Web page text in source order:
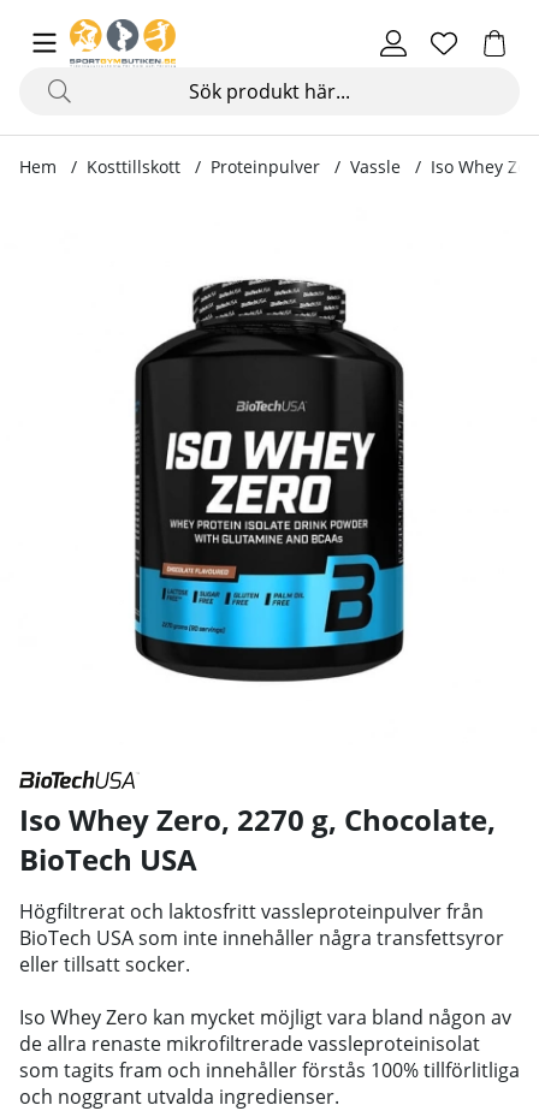
Hem Kosttillskott Proteinpulver Vassle Iso Whey
Iso Whey Zero, 2270 g, Chocolate,
BioTech USA
Högfiltrerat och laktosfritt vassleproteinpulver från
BioTech USA som inte innehåller några transfettsyror
eller tillsatt socker.
Iso Whey Zero kan mycket möjligt vara bland någon av
de allra renaste mikrofiltrerade vassleproteinisolat
som tagits fram och innehåller förstås 100% tillförlitliga
och noggrant utvalda ingredienser.